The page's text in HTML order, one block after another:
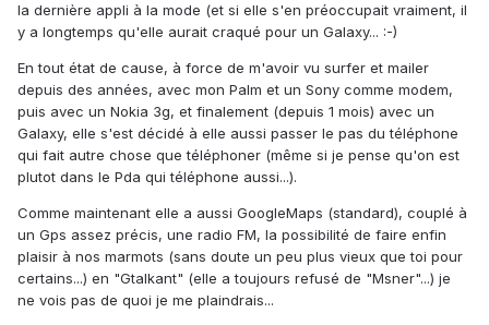
la dernière appli à la mode (et si elle s'en préoccupait vraiment, il
y a longtemps qu'elle aurait craqué pour un Galaxy... :-)
En tout état de cause, à force de m'avoir vu surfer et mailer
depuis des années, avec mon Palm et un Sony comme modem,
puis avec un Nokia 3g, et finalement (depuis 1 mois) avec un
Galaxy, elle s'est décidé à elle aussi passer le pas du téléphone
qui fait autre chose que téléphoner (même si je pense qu'on est
plutot dans le Pda qui téléphone aussi...).
Comme maintenant elle a aussi GoogleMaps (standard), couplé à
un Gps assez précis, une radio FM, la possibilité de faire enfin
plaisir à nos marmots (sans doute un peu plus vieux que toi pour
certains...) en "Gtalkant" (elle a toujours refusé de "Msner"...) je
ne vois pas de quoi je me plaindrais...